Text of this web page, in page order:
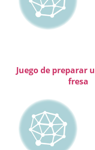
Juego de preparar
fresa